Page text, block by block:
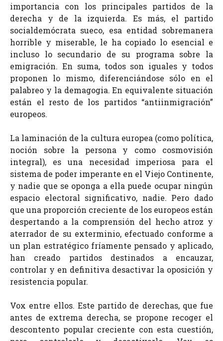
importancia con los principales partidos de la
derecha y de la izquierda. Es más, el partido
socialdemócrata sueco, esa entidad sobremanera
horrible y miserable, le ha copiado lo esencial e
incluso lo secundario de su programa sobre la
emigración. En suma, todos son iguales y todos
proponen lo mismo, diferenciándose sólo en el
palabreo y la demagogia. En equivalente situación
están el resto de los partidos “antiinmigración”
europeos.
La laminación de la cultura europea (como política,
noción sobre la persona y como cosmovisión
integral), es una necesidad imperiosa para el
sistema de poder imperante en el Viejo Continente,
y nadie que se oponga a ella puede ocupar ningún
espacio electoral significativo, nadie. Pero dado
que una proporción creciente de los europeos están
despertando a la comprensión del hecho atroz y
aterrador de su exterminio, efectuado conforme a
un plan estratégico fríamente pensado y aplicado,
han creado partidos destinados a encauzar,
controlar y en definitiva desactivar la oposición y
resistencia popular.
Vox entre ellos. Este partido de derechas, que fue
antes de extrema derecha, se propone recoger el
descontento popular creciente con esta cuestión,